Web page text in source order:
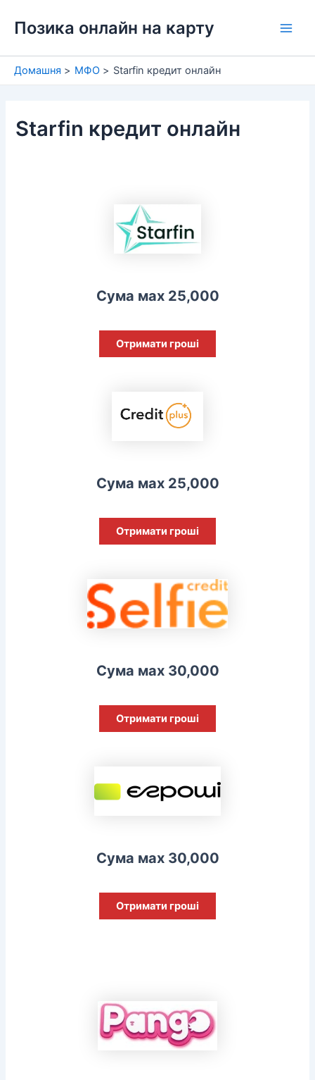
Позика онлайн на карту
Домашня МФО Starfin кредит онлайн
Starfin кредит онлайн
Сума мах 25,000
Отримати гроші
Сума мах 25,000
Отримати гроші
Сума мах 30,000
Отримати гроші
Сума мах 30,000
Отримати гроші